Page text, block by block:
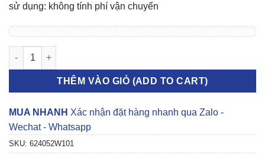
sử dụng: không tính phí vận chuyển
GIÁ ĐỠ ĐỘNG CƠ HYUNDAI SANTAFE số lượng
THÊM VÀO GIỎ (ADD TO CART)
MUA NHANH Xác nhận đặt hàng nhanh qua Zalo -
Wechat - Whatsapp
SKU: 624052W101